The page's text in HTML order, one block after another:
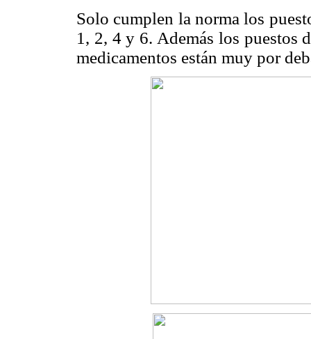
Solo cumplen la norma los
1, 2, 4 y 6. Además los puestos
medicamentos están muy por